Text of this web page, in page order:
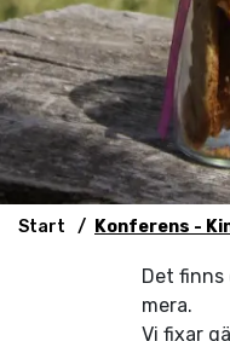
Start Konferens -
Det
mera.
Vi fixar